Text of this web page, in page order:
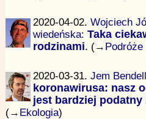
2020-04-02. Wojciech
wiedeńska: Taka
rodzinami. (→
2020-03-31. Jem Bendell
koronawirusa: nasz
jest bardziej podatny
(→ Ekologia)